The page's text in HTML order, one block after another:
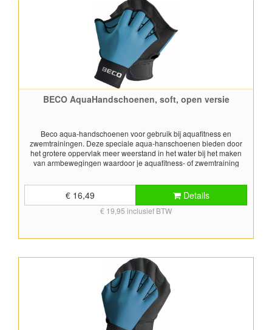
BECO AquaHandschoenen, soft, open versie
Beco aqua-handschoenen voor gebruik bij aquafitness en
zwemtrainingen. Deze speciale aqua-hanschoenen bieden door
het grotere oppervlak meer weerstand in het water bij het maken
van armbewegingen waardoor je aquafitness- of zwemtraining
neopreen. Handschoentjes hebben open vingertoppen en hebben
een klittenbandsluiting aan de pols. Worden per paar geleverd. De
kleur verschilt per maat:Maat S - turquoiseMaat M - roodMaat L -
€ 16,49 Details
€ 19,95 inclusief BTW